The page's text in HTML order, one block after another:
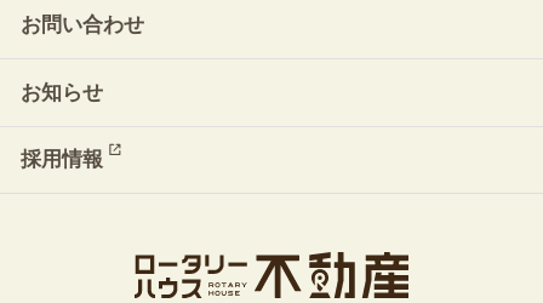
お問い合わせ
お知らせ
採用情報